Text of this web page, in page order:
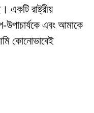
একটি রাষ্ট্রীয়
উপাচার্যকে এবং আমাকে
কোনোভাবেই